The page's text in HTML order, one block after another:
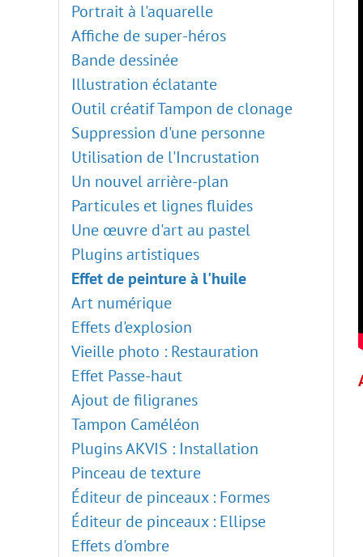
Portrait à l'aquarelle
Affiche de super-héros
Bande dessinée
Illustration éclatante
Outil créatif Tampon de clonage
Suppression d'une personne
Utilisation de l'Incrustation
Un nouvel arrière-plan
Particules et lignes fluides
Une œuvre d'art au pastel
Plugins artistiques
Effet de peinture à l'huile
Art numérique
Effets d'explosion
Vieille photo : Restauration
Effet Passe-haut
Ajout de filigranes
Tampon Caméléon
Plugins AKVIS : Installation
Pinceau de texture
Éditeur de pinceaux : Formes
Éditeur de pinceaux : Ellipse
Effets d'ombre